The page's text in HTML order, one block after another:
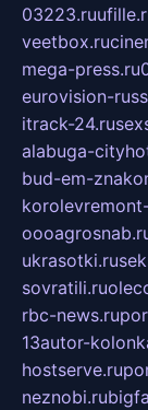
03223.ru
veetbox.ru
mega-press.ru
eurovision-
itrack-24.ru
alabuga-
bud-em-
ukrasotki.ru
sovratili.ru
rbc-news.ru
13autor-
hostserve.ru
neznobi.ru